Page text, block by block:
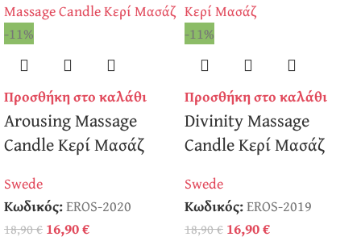
-11%
Προσθήκη στο καλάθι
Arousing Massage
Candle Κερί Μασάζ
Swede
Κωδικός:EROS-2020
18,90€ 16,90€
-11%
Προσθήκη στο καλάθι
Divinity Massage
Candle Κερί Μασάζ
Swede
Κωδικός:EROS-2019
18,90€ 16,90€